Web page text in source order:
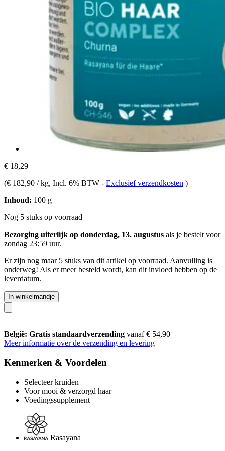
€ 18,29
(€ 182,90 / kg, Incl. 6% BTW - Exclusief verzendkosten )
Inhoud: 100 g
Nog 5 stuks op voorraad
Bezorging uiterlijk op donderdag, 13. augustus als je bestelt voor
zondag 23:59 uur.
Er zijn nog maar 5 stuks van dit artikel op voorraad. Aanvulling is
onderweg! Als er meer besteld wordt, kan dit invloed hebben op de
leverdatum.
In winkelmandje
België: Gratis standaardverzending vanaf € 54,90
Meer informatie over de verzending en levering
Kenmerken & Voordelen
Selecteer kruiden
Voor mooi & verzorgd haar
Voedingssupplement
Rasayana